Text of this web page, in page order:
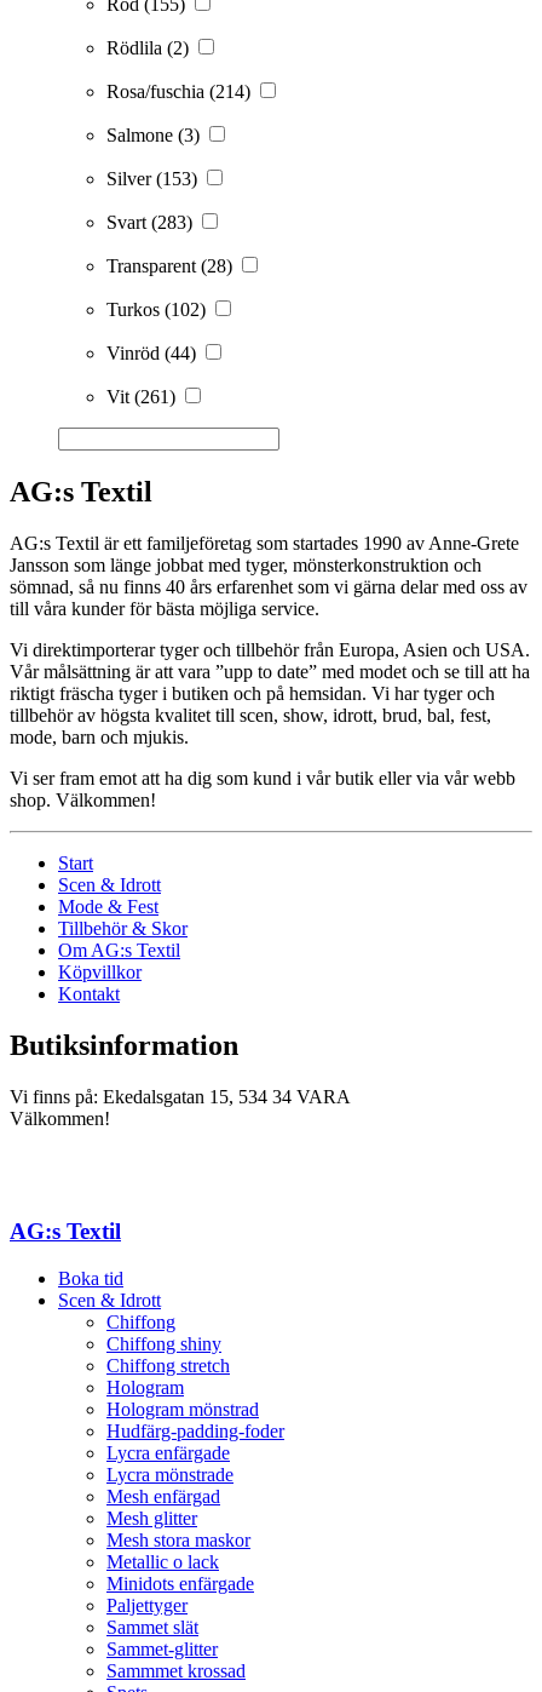
Röd (155)
Rödlila (2)
Rosa/fuschia (214)
Salmone (3)
Silver(153)
Svart (283)
Transparent (28)
Turkos (102)
Vinröd (44)
Vit (261)
AG:s Textil
AG:s Textil är ett familjeföretag som startades 1990 av Anne-Grete
Jansson som länge jobbat med tyger, mönsterkonstruktion och
sömnad, så nu finns 40 års erfarenhet som vi gärna delar med oss av
till våra kunder för bästa möjliga service.
Vi direktimporterar tyger och tillbehör från Europa, Asien och USA.
Vår målsättning är att vara ”upp to date” med modet och se till att ha
riktigt fräscha tyger i butiken och på hemsidan. Vi har tyger och
tillbehör av högsta kvalitet till scen, show, idrott, brud, bal, fest,
mode, barn och mjukis.
Vi ser fram emot att ha dig som kund i vår butik eller via vår webb
shop. Välkommen!
Start
Scen & Idrott
Mode & Fest
Tillbehör & Skor
Om AG:s Textil
Köpvillkor
Kontakt
Butiksinformation
Vi finns på: Ekedalsgatan 15, 534 34 VARA
Välkommen!
AG:s Textil
Boka tid
Scen & Idrott
Chiffong
Chiffong shiny
Chiffong stretch
Hologram
Hologram mönstrad
Hudfärg-padding-foder
Lycra enfärgade
Lycra mönstrade
Mesh enfärgad
Mesh glitter
Mesh stora maskor
Metallic o lack
Minidots enfärgade
Paljettyger
Sammet slät
Sammet-glitter
Sammmet krossad